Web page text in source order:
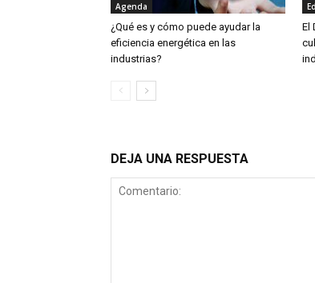
Agenda
¿Qué es y cómo puede ayudar la
eficiencia energética en las
industrias?
El
DEJA UNA RESPUESTA